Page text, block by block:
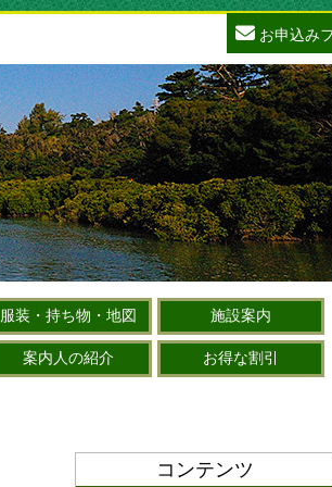
お申込み
服装・持ち物・地図 施設案内
案内人の紹介 お得な割引
コンテンツ